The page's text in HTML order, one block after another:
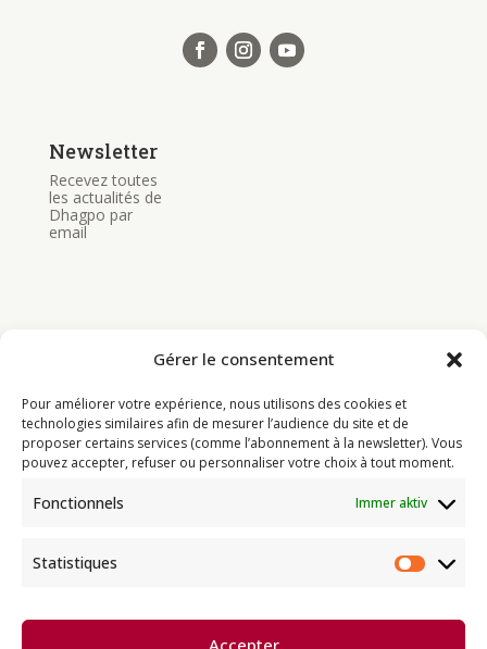
Gérer le consentement
Pour améliorer votre expérience, nous utilisons des cookies et
technologies similaires afin de mesurer l’audience du site et de
proposer certains services (comme l’abonnement à la newsletter). Vous
pouvez accepter, refuser ou personnaliser votre choix à tout moment.
Fonctionnels Immer aktiv
Statistiques
Accepter
Newsletter
Recevez toutes
les actualités de
Dhagpo par
email
Programme
Actualités
Ressources
Infos pratiques